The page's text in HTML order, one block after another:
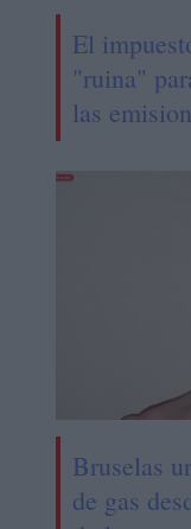
El
"ruina"
las
Bruselas
de gas